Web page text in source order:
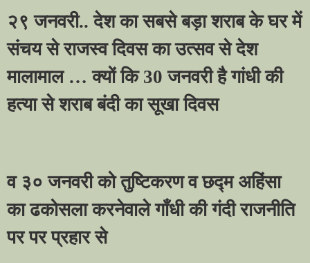
२९ जनवरी.. देश का सबसे बड़ा शराब के घर में
संचय से राजस्व दिवस का उत्सव से देश
मालामाल …क्यों कि 30 जनवरी है गांधी की
हत्या से शराब बंदी का सूखा दिवस
व ३० जनवरी को तुष्टिकरण व छद्म अहिंसा
का ढकोसला करनेवाले गाँधी की गंदी राजनीति
पर पर प्रहार से